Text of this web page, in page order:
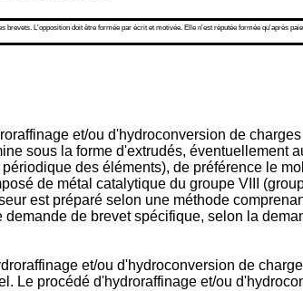
brevets. L'opposition doit être formée par écrit et motivée. Elle n'est réputée formée qu'après
et/ou d'hydroconversion de
sous la forme d'extrudés, éventuellement
des éléments), de préférence le
de métal catalytique du groupe VIII
est préparé selon une méthode
de brevet spécifique, selon la
et/ou d'hydroconversion de
Le procédé d'hydroraffinage et/ou